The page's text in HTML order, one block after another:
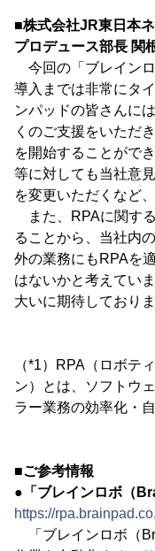
■株式会社JR東日本
プロデュース部長 関
今回の「ブレイン
導入までは非常にタ
ンパッドの皆さんに
くのご支援をいただ
を開始することがで
等に対しても当社意
を変更いただくなど
また、RPAに関す
ることから、当社内
外の業務にもRPAを
はないかと考えてい
大いに期待しておりま
（*1）RPA（ロボテ
ン）とは、ソフトウ
ラー業務の効率化・
■ご参考情報
●「ブレインロボ（
https://
「ブレインロボ（